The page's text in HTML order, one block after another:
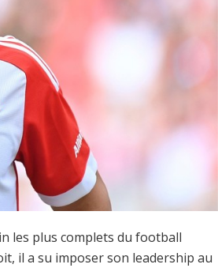
les plus complets du football
il a su imposer son leadership au